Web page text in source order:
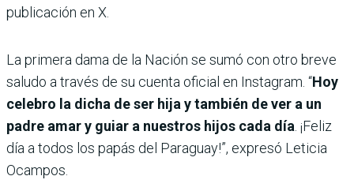
publicación en X.
La primera dama de la Nación se sumó con otro breve
saludo a través de su cuenta oficial en Instagram. “Hoy
celebro la dicha de ser hija y también de ver a un
padre amar y guiar a nuestros hijos cada día . ¡Feliz
día a todos los papás del Paraguay!”, expresó Leticia
Ocampos.